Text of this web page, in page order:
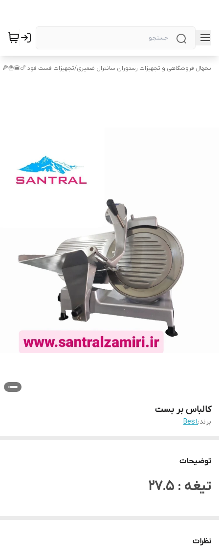
یخچال فروشگاهی و تجهیزات رستوران سانترال ضمیری/تجهیزات فست فود 🍗🍔🍟🍕
کالباس بر بست
برند:Best
توضیحات
تیغه : 27.5
نظرات